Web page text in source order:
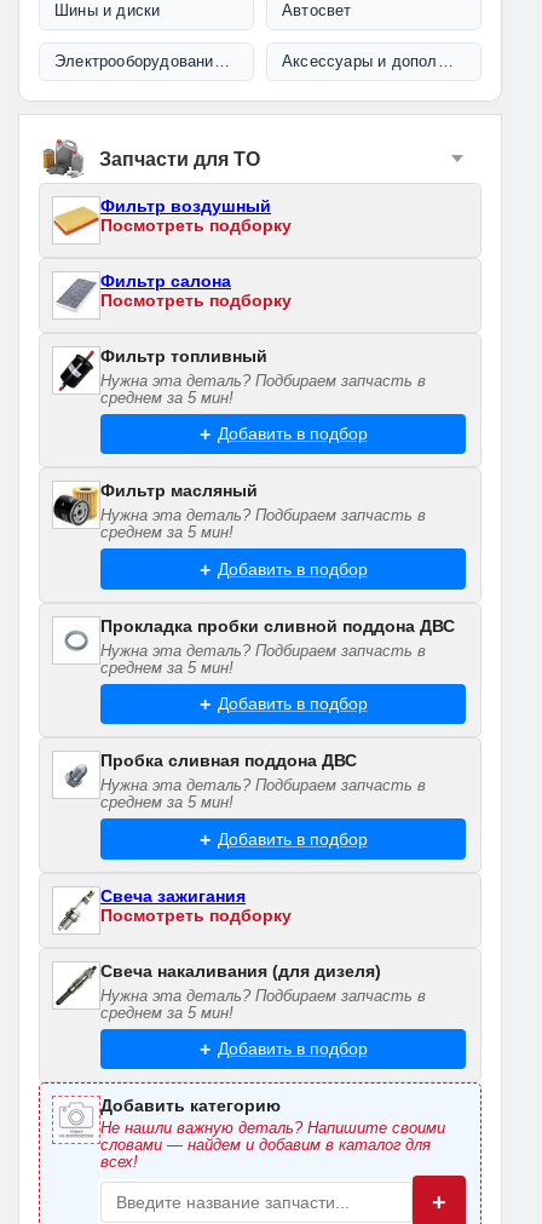
Шины и диски Автосвет
Электрооборудование и проводка Аксессуары и дополнительное оборудование
Запчасти для ТО
Фильтр воздушный
Посмотреть подборку
Фильтр салона
Посмотреть подборку
Фильтр топливный
Нужна эта деталь? Подбираем запчасть в
среднем за 5 мин!
Добавить в подбор
Фильтр масляный
Нужна эта деталь? Подбираем запчасть в
среднем за 5 мин!
Добавить в подбор
Прокладка пробки сливной поддона ДВС
Нужна эта деталь? Подбираем запчасть в
среднем за 5 мин!
Добавить в подбор
Пробка сливная поддона ДВС
Нужна эта деталь? Подбираем запчасть в
среднем за 5 мин!
Добавить в подбор
Свеча зажигания
Посмотреть подборку
Свеча накаливания (для дизеля)
Нужна эта деталь? Подбираем запчасть в
среднем за 5 мин!
Добавить в подбор
Добавить категорию
Не нашли важную деталь? Напишите своими
словами — найдем и добавим в каталог для
всех!
+